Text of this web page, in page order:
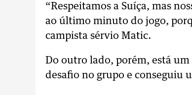
“Respeitamos a Suíça, mas
ao último minuto do jogo,
campista sérvio Matic.
Do outro lado, porém, está
desafio no grupo e conseguiu